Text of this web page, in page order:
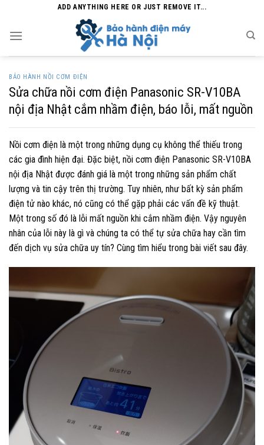
content
ADD ANYTHING HERE OR JUST REMOVE IT...
BẢO HÀNH NỒI CƠM ĐIỆN
Sửa chữa nồi cơm điện Panasonic SR-V10BA
nội địa Nhật cắm nhầm điện, báo lỗi, mất nguồn
Nồi cơm điện là một trong những dụng cụ không thể thiếu trong
các gia đình hiện đại. Đặc biệt, nồi cơm điện Panasonic SR-V10BA
nội địa Nhật được đánh giá là một trong những sản phẩm chất
lượng và tin cậy trên thị trường. Tuy nhiên, như bất kỳ sản phẩm
điện tử nào khác, nó cũng có thể gặp phải các vấn đề kỹ thuật.
Một trong số đó là lỗi mất nguồn khi cắm nhầm điện. Vậy nguyên
nhân của lỗi này là gì và chúng ta có thể tự sửa chữa hay cần tìm
đến dịch vụ sửa chữa uy tín? Cùng tìm hiểu trong bài viết sau đây.